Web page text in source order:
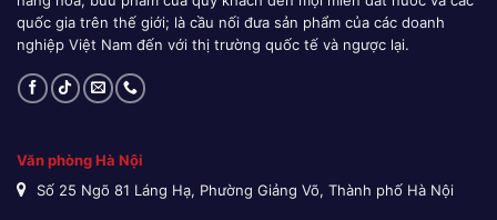
quốc gia trên thế giới; là cầu nối đưa sản phẩm của các doanh
nghiệp Việt Nam đến với thị trường quốc tế và ngược lại.
Văn phòng Hà Nội
Số 25 Ngõ 81 Láng Hạ, Phường Giảng Võ, Thành phố Hà Nội